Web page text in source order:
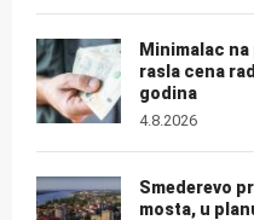
Minimalac na
rasla cena
godina
4.8.2026
Smederevo
mosta, u